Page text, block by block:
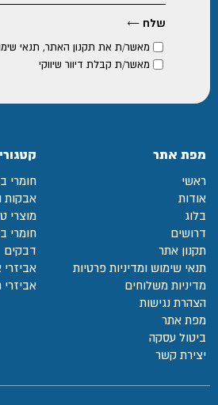
מאשר/ת את תקנון האתר, תנאי
מאשר/ת קבלת דיוור שיווקי
מפת אתר
ראשי
אודות
בלוג
דרושים
תקנון אתר
תנאי שימוש ומדיניות פרטיות
מדיניות משלוחים
הצהרת נגישות
מפת אתר
ביטול עסקה
יצירת קשר
חומרי
אבקות
מוצרי
חומרי
דבקים
אביזרי